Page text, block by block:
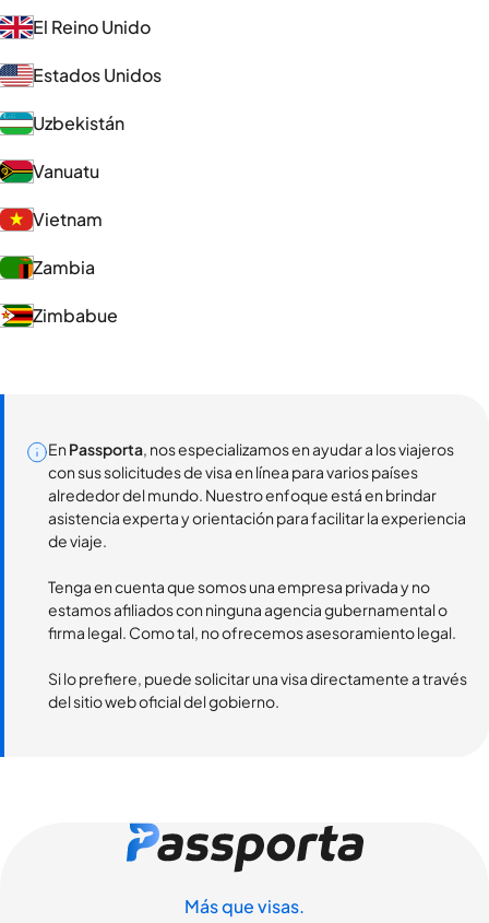
El Reino Unido
Estados Unidos
Uzbekistán
Vanuatu
Vietnam
Zambia
Zimbabue
En Passporta, nos especializamos en ayudar a los viajeros
con sus solicitudes de visa en línea para varios países
alrededor del mundo. Nuestro enfoque está en brindar
asistencia experta y orientación para facilitar la experiencia
de viaje.
Tenga en cuenta que somos una empresa privada y no
estamos afiliados con ninguna agencia gubernamental o
firma legal. Como tal, no ofrecemos asesoramiento legal.
Si lo prefiere, puede solicitar una visa directamente a través
del sitio web oficial del gobierno.
Más que visas.